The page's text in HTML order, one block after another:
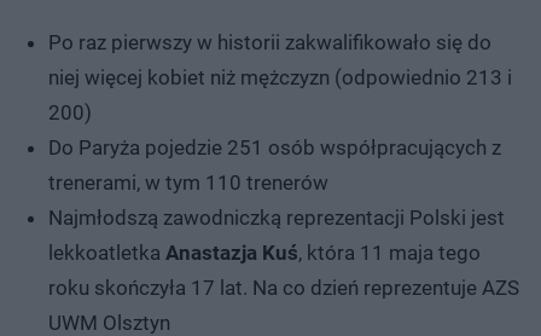
Po raz pierwszy w historii zakwalifikowało się do
niej więcej kobiet niż mężczyzn (odpowiednio 213 i
200)
Do Paryża pojedzie 251 osób współpracujących z
trenerami, w tym 110 trenerów
Najmłodszą zawodniczką reprezentacji Polski jest
lekkoatletka Anastazja Kuś, która 11 maja tego
roku skończyła 17 lat. Na co dzień reprezentuje AZS
UWM Olsztyn